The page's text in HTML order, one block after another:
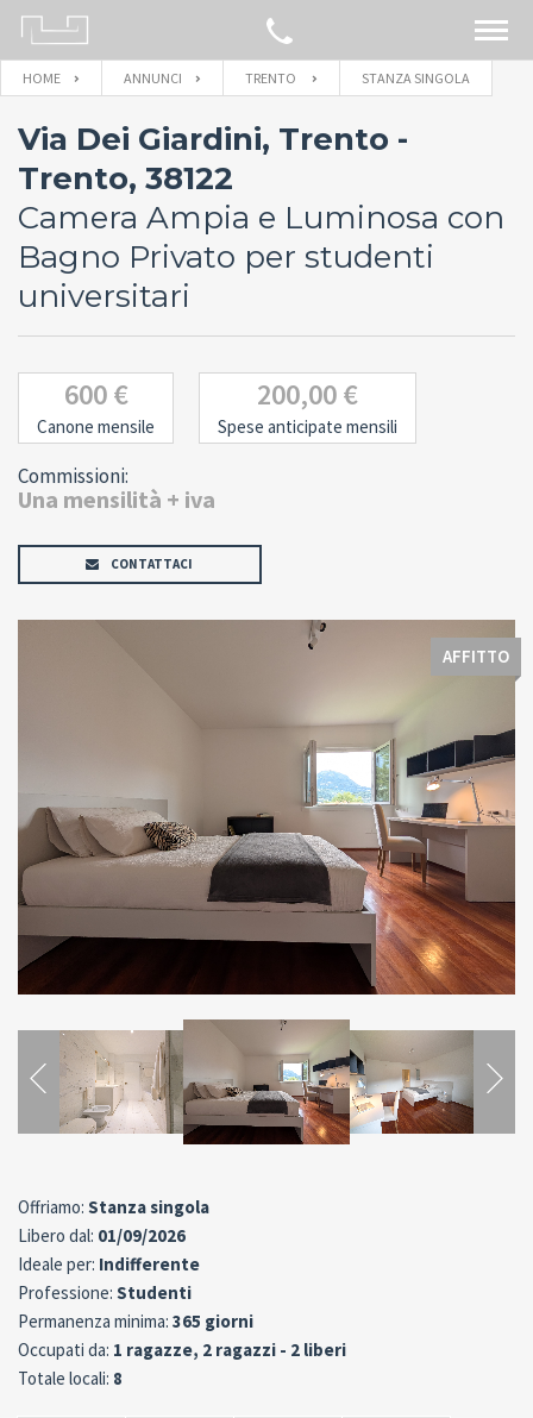
CERCA SULLA MAPPA
IMMOBILI
BLOG
HOME ANNUNCI TRENTO STANZA SINGOLA
Via Dei Giardini, Trento -
Trento, 38122
Camera Ampia e Luminosa con
Bagno Privato per studenti
universitari
600 €
Canone mensile
200,00 €
Spese anticipate mensili
Commissioni:
Una mensilità + iva
CONTATTACI
AFFITTO
Offriamo: Stanza singola
Libero dal: 01/09/2026
Ideale per: Indifferente
Professione: Studenti
Permanenza minima: 365 giorni
Occupati da: 1 ragazze, 2 ragazzi - 2 liberi
Totale locali: 8